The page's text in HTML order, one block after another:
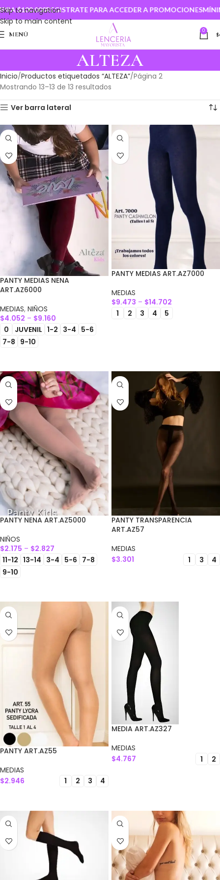
Skip to navigation
Skip to main content
REGISTRATE PARA ACCEDER A PROMOCIONESMÍNIMO
MENÚ 0 $
ALTEZA
Inicio Productos etiquetados “ALTEZA” Página 2
Mostrando 13–13 de 13 resultados
Ver barra lateral
PANTY MEDIAS NENA
ART.AZ6000
MEDIAS, NIÑOS
$4.052 – $9.160
0
JUVENIL 1-2 3-4 5-6
7-8 9-10
PANTY MEDIAS ART.AZ7000
MEDIAS
$9.473 – $14.702
1
2 3 4 5
PANTY NENA ART.AZ5000
NIÑOS
$2.175 – $2.827
11-12 13-14 3-4 5-6 7-8
9-10
PANTY TRANSPARENCIA
ART.AZ57
MEDIAS
$3.301 1 3 4
PANTY ART.AZ55
MEDIAS
$2.946 1 2 3 4
MEDIA ART.AZ327
MEDIAS
$4.767 1 2